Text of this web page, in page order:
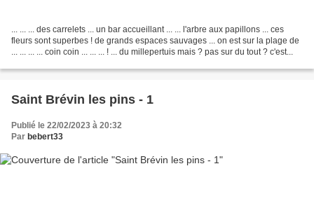
... ... ... des carrelets ... un bar accueillant ... ... l'arbre aux papillons ... ces
fleurs sont superbes ! de grands espaces sauvages ... on est sur la plage de
... ... ... ... coin coin ... ... ... ! ... du millepertuis mais ? pas sur du tout ? c'est...
Saint Brévin les pins - 1
Publié le 22/02/2023 à 20:32
Par bebert33